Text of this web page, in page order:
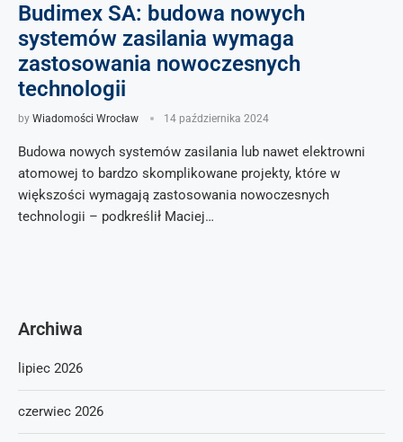
Budimex SA: budowa nowych
systemów zasilania wymaga
zastosowania nowoczesnych
technologii
by Wiadomości Wrocław 14 października 2024
Budowa nowych systemów zasilania lub nawet elektrowni
atomowej to bardzo skomplikowane projekty, które w
większości wymagają zastosowania nowoczesnych
technologii – podkreślił Maciej…
Archiwa
lipiec 2026
czerwiec 2026